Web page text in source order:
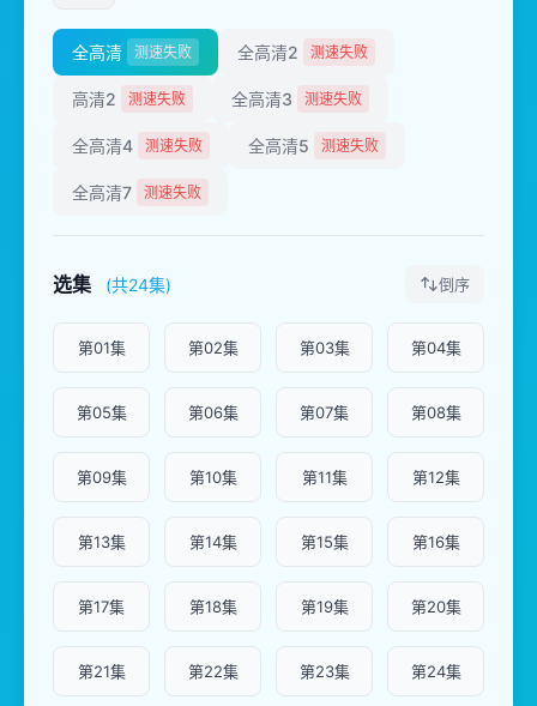
全高清 测速失败 全高清2 测速失败
高清2 测速失败 全高清3 测速失败
全高清4 测速失败 全高清5 测速失败
全高清7 测速失败
选集 (共24集) 倒序
第01集 第02集 第03集 第04集
第05集 第06集 第07集 第08集
第09集 第10集 第11集 第12集
第13集 第14集 第15集 第16集
第17集 第18集 第19集 第20集
第21集 第22集 第23集 第24集